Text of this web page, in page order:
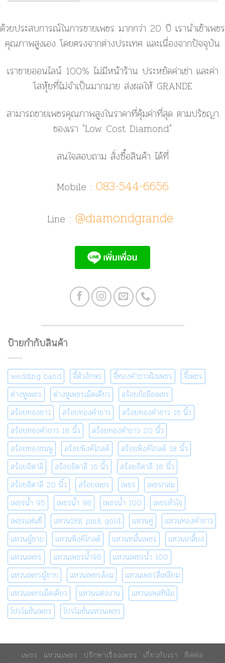
ด้วยประสบการณ์ในการขายเพชร มากกว่า 20 ปี เรานำเข้าเพชร
คุณภาพสูงเอง โดยตรงจากต่างประเทศ และเนื่องจากปัจจุบัน
เราขายออนไลน์ 100% ไม่มีหน้าร้าน ประหยัดค่าเช่า และค่า
โสหุ้ยที่ไม่จำเป็นมากมาย ส่งผลให้ GRANDE
สามารถขายเพชรคุณภาพสูงในราคาที่คุ้มค่าที่สุด ตามปรัชญา
ของเรา "Low Cost Diamond"
สนใจสอบถาม สั่งซื้อสินค้า ได้ที่
Mobile : 083-544-6656
Line : @diamondgrande
ป้ายกำกับสินค้า
wedding band จี้ตัวอักษร จี้ทองคำขาวฝังเพชร
จี้เพชร
ต่างหูเพชร
ต่างหูเพชรเม็ดเดี่ยว
สร้อยข้อมือเพชร
สร้อยทองขาว
สร้อยทองคำขาว
สร้อยทองคำขาว 16 นิ้ว
สร้อยทองคำขาว 18 นิ้ว
สร้อยทองคำขาว 20 นิ้ว
สร้อยทองชมพู
สร้อยพิงค์โกลด์
สร้อยพิงค์โกลด์ 18 นิ้ว
สร้อยอิตาลี
สร้อยอิตาลี 16 นิ้ว
สร้อยอิตาลี 18 นิ้ว
สร้อยอิตาลี 20 นิ้ว
สร้อยเพชร เพชร
เพชรกลม
เพชรน้ำ 95
เพชรน้ำ 98 เพชรน้ำ 100
เพชรหัวใจ
เพชรแฟนซี
แหวน18K pink gold แหวนคู่
แหวนทองคำขาว
แหวนผู้ชาย
แหวนพิงค์โกลด์ แหวนหมั้นเพชร
แหวนเกลี้ยง
แหวนเพชร
แหวนเพชรน้ำ98
แหวนเพชรน้ำ 100
แหวนเพชรผู้ชาย
แหวนเพชรล้อม
แหวนเพชรสี่เหลี่ยม
แหวนเพชรเม็ดเดี่ยว
แหวนแต่งงาน
แหวนแพลทินัม
โปรโมชั่นเพชร
โปรโมชั่นแหวนเพชร
เพชร แหวนเพชร ปรึกษาเรื่องเพชร เกี่ยวกับเรา ติดต่อ